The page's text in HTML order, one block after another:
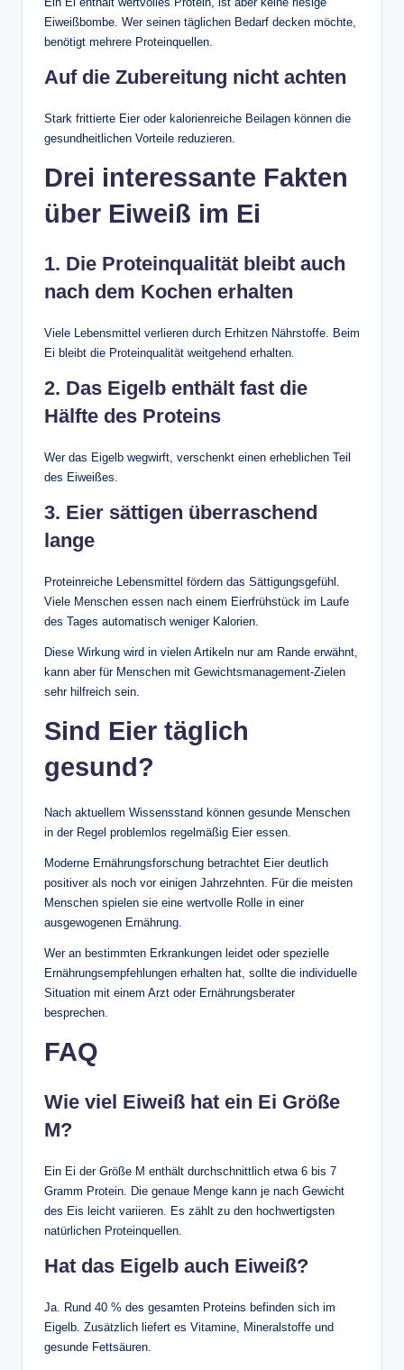
Eiweißbombe. Wer seinen täglichen Bedarf decken möchte,
benötigt mehrere Proteinquellen.
Auf die Zubereitung nicht achten
Stark frittierte Eier oder kalorienreiche Beilagen können die
gesundheitlichen Vorteile reduzieren.
Drei interessante Fakten
über Eiweiß im Ei
1. Die Proteinqualität bleibt auch
nach dem Kochen erhalten
Viele Lebensmittel verlieren durch Erhitzen Nährstoffe. Beim
Ei bleibt die Proteinqualität weitgehend erhalten.
2. Das Eigelb enthält fast die
Hälfte des Proteins
Wer das Eigelb wegwirft, verschenkt einen erheblichen Teil
des Eiweißes.
3. Eier sättigen überraschend
lange
Proteinreiche Lebensmittel fördern das Sättigungsgefühl.
Viele Menschen essen nach einem Eierfrühstück im Laufe
des Tages automatisch weniger Kalorien.
Diese Wirkung wird in vielen Artikeln nur am Rande erwähnt,
kann aber für Menschen mit Gewichtsmanagement-Zielen
sehr hilfreich sein.
Sind Eier täglich
gesund?
Nach aktuellem Wissensstand können gesunde Menschen
in der Regel problemlos regelmäßig Eier essen.
Moderne Ernährungsforschung betrachtet Eier deutlich
positiver als noch vor einigen Jahrzehnten. Für die meisten
Menschen spielen sie eine wertvolle Rolle in einer
ausgewogenen Ernährung.
Wer an bestimmten Erkrankungen leidet oder spezielle
Ernährungsempfehlungen erhalten hat, sollte die individuelle
Situation mit einem Arzt oder Ernährungsberater
besprechen.
FAQ
Wie viel Eiweiß hat ein Ei Größe
M?
Ein Ei der Größe M enthält durchschnittlich etwa 6 bis 7
Gramm Protein. Die genaue Menge kann je nach Gewicht
des Eis leicht variieren. Es zählt zu den hochwertigsten
natürlichen Proteinquellen.
Hat das Eigelb auch Eiweiß?
Ja. Rund 40 % des gesamten Proteins befinden sich im
Eigelb. Zusätzlich liefert es Vitamine, Mineralstoffe und
gesunde Fettsäuren.